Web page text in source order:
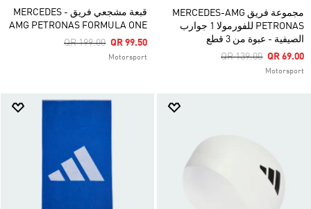
مجموعة فريق MERCEDES-AMG
PETRONAS للفورمولا 1 جوارب
الصيفية - عبوة من 3 قطع
Price Reduced From
QR 139.00ToQR 69.00
Motorsport
قبعة مشجعي فريق MERCEDES -
AMG PETRONAS FORMULA ONE
Price Reduced From
QR 199.00ToQR 99.50
Motorsport